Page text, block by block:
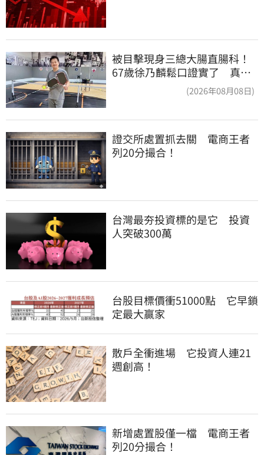
被目擊現身三總大腸直腸科！
67歲徐乃麟鬆口證實了 真實
(2026年08月08日)
證交所處置抓去關　電商王者
列20分撮合！
台灣最夯投資標的是它　投資
人突破300萬
台股目標價衝51000點　它早鎖
定最大贏家
散戶全衝進場　它投資人連21
週創高！
新增處置股僅一檔　電商王者
列20分撮合！